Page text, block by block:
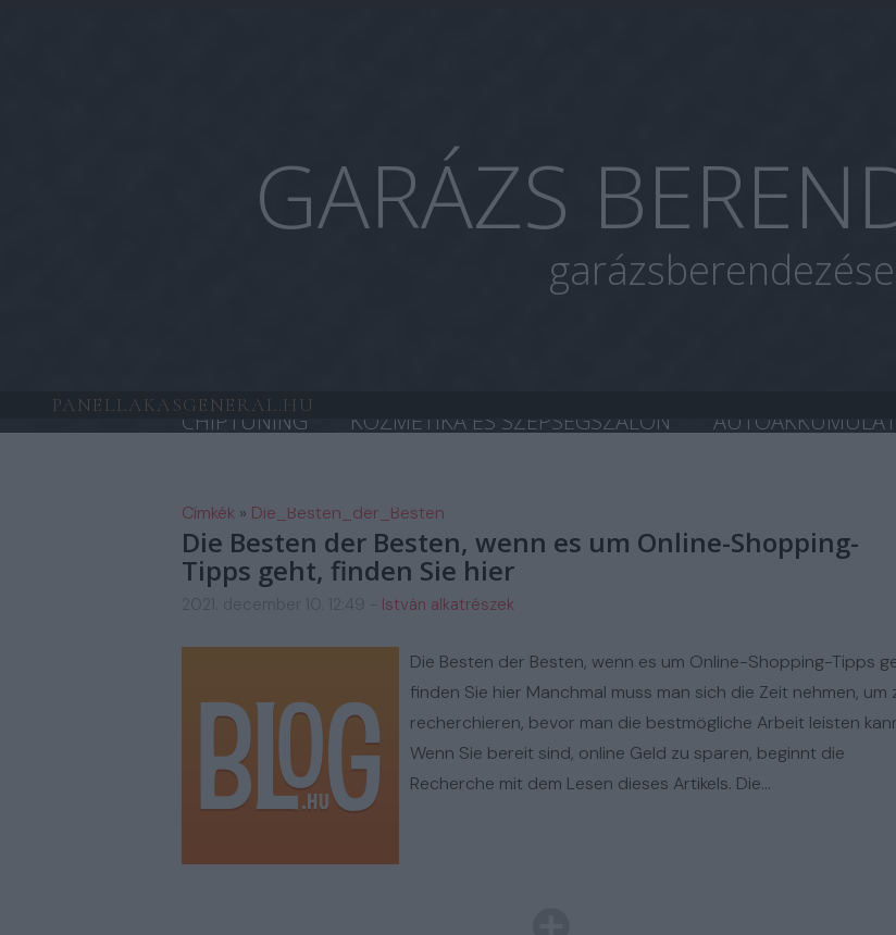
GARÁZS
CHIPTUNING KOZMETIKA ÉS SZÉPSÉGSZALON
FM AUTOSZERIZ GALERIA
Címkék » Die_Besten_der_Besten
Die Besten der Besten, wenn es um Online-Shopping-
Tipps geht, finden Sie hier
István alkatrészek
Die Besten der Besten, wenn es um Online-Shopping-Tipps
finden Sie hier Manchmal muss man sich die Zeit nehmen, um
recherchieren, bevor man die bestmögliche Arbeit leisten
Wenn Sie bereit sind, online Geld zu sparen, beginnt die
Recherche mit dem Lesen dieses Artikels. Die…
PANELLAKASGENERAL.HU